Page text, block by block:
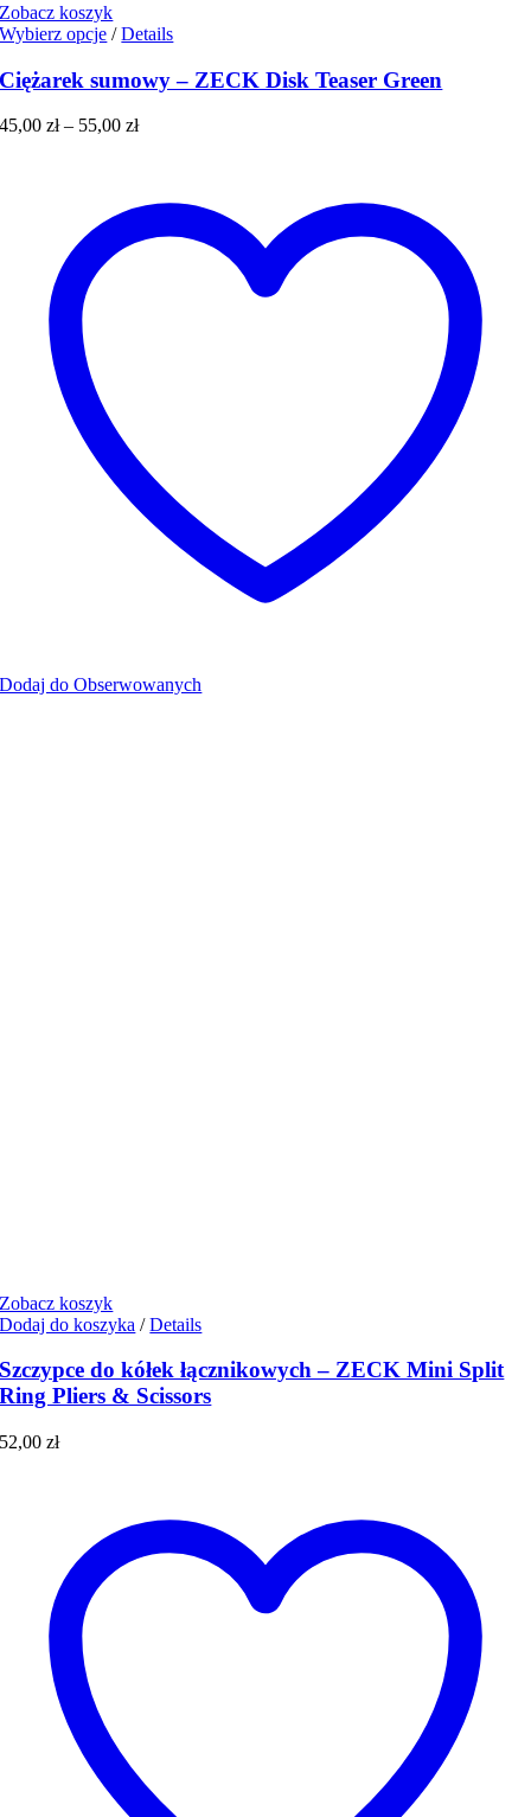
Zobacz koszyk
Wybierz opcje Ten
ma
wiele
wariantów.
stronie
produktu
/ Details
Ciężarek sumowy – ZECK Disk Teaser Green
45,00zł – 55,00złZakres
do
Dodaj do Obserwowanych
Zobacz koszyk
Dodaj do koszyka / Details
Szczypce do kółek łącznikowych – ZECK Mini Split
Ring Pliers & Scissors
52,00zł